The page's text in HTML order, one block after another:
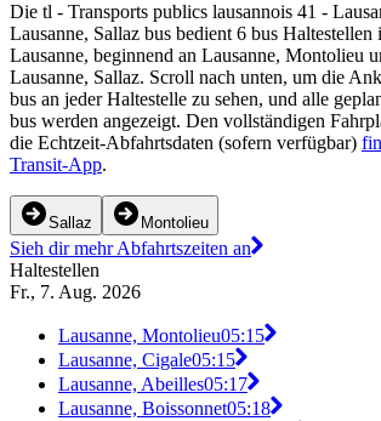
Die tl - Transports publics lausannois 41 -
Lausanne, Sallaz bus bedient 6 bus
Lausanne, beginnend an Lausanne, Montolieu
Lausanne, Sallaz. Scroll nach unten, um die
bus an jeder Haltestelle zu sehen, und alle
bus werden angezeigt. Den vollständigen
die Echtzeit-Abfahrtsdaten (sofern verfügbar)
Transit-App.
Sallaz Montolieu
Sieh dir mehr Abfahrtszeiten an
Haltestellen
Fr., 7. Aug. 2026
Lausanne, Montolieu05:15
Lausanne, Cigale05:15
Lausanne, Abeilles05:17
Lausanne, Boissonnet05:18